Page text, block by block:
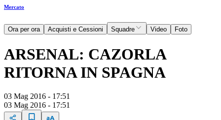
Mercato
Ora per ora Acquisti e Cessioni Squadre Video Foto
ARSENAL: CAZORLA
RITORNA IN SPAGNA
03 Mag 2016 - 17:51
03 Mag 2016 - 17:51